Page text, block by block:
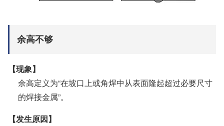
余高不够
【现象】
余高定义为“在坡口上或角焊中从表面隆起超过必要尺寸
的焊接金属”。
【发生原因】